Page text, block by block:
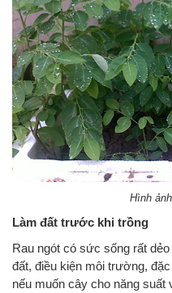
Hình
Làm đất trước khi trồng
Rau ngót có sức sống rất
đất, điều kiện môi trường,
nếu muốn cây cho năng